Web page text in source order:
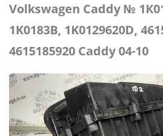
Volkswagen Caddy №
1K0183B, 1K0129620D,
4615185920 Caddy 04-10